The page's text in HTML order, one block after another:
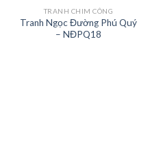
Add to
TRANH CHIM CÔNG
Tranh Ngọc Đường Phú Quý
– NĐPQ18